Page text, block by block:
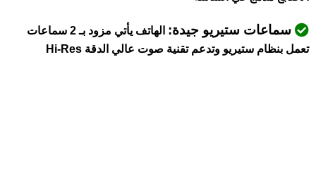
سماعات ستيريو جيدة:
الهاتف يأتي مزود بـ 2 سماعات
تعمل بنظام ستيريو وتدعم تقنية صوت عالي الدقة Hi-Res